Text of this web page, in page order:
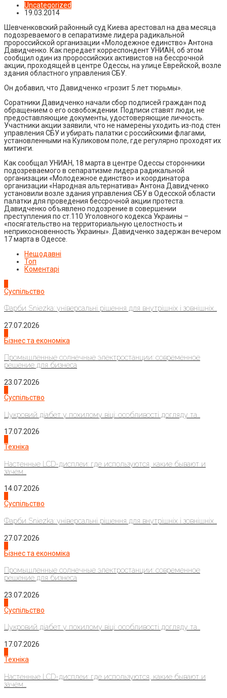
Uncategorized
19.03.2014
Шевченковский районный суд Киева арестовал на два месяца
подозреваемого в сепаратизме лидера радикальной
пророссийской организации «Молодежное единство» Антона
Давидченко. Как передает корреспондент УНИАН, об этом
сообщил один из пророссийских активистов на бессрочной
акции, проходящей в центре Одессы, на улице Еврейской, возле
здания областного управления СБУ.
Он добавил, что Давидченко «грозит 5 лет тюрьмы».
Соратники Давидченко начали сбор подписей граждан под
обращением о его освобождении. Подписи ставят люди, не
предоставляющие документы, удостоверяющие личность.
Участники акции заявили, что не намерены уходить из-под стен
управления СБУ и убирать палатки с российскими флагами,
установленными на Куликовом поле, где регулярно проходят их
митинги.
Как сообщал УНИАН, 18 марта в центре Одессы сторонники
подозреваемого в сепаратизме лидера радикальной
организации «Молодежное единство» и координатора
организации «Народная альтернатива» Антона Давидченко
установили возле здания управления СБУ в Одесской области
палатки для проведения бессрочной акции протеста.
Давидченко объявлено подозрение в совершении
преступления по ст.110 Уголовного кодекса Украины –
«посягательство на территориальную целостность и
неприкосновенность Украины». Давидченко задержан вечером
17 марта в Одессе.
Нещодавні
Топ
Коментарі
Суспільство
Фарби Sniezka: універсальні рішення для внутрішніх і зовнішніх...
27.07.2026
Бізнес та економіка
Промышленные солнечные электростанции: современное
решение для бизнеса
23.07.2026
Суспільство
Цукровий діабет у похилому віці: особливості догляду та...
17.07.2026
Техніка
Настенные LCD-дисплеи: где используются, какие бывают и
зачем...
14.07.2026
Суспільство
Фарби Sniezka: універсальні рішення для внутрішніх і зовнішніх...
27.07.2026
Бізнес та економіка
Промышленные солнечные электростанции: современное
решение для бизнеса
23.07.2026
Суспільство
Цукровий діабет у похилому віці: особливості догляду та...
17.07.2026
Техніка
Настенные LCD-дисплеи: где используются, какие бывают и
зачем...